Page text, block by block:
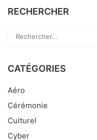
RECHERCHER
CATÉGORIES
Aéro
Cérémonie
Culturel
Cyber